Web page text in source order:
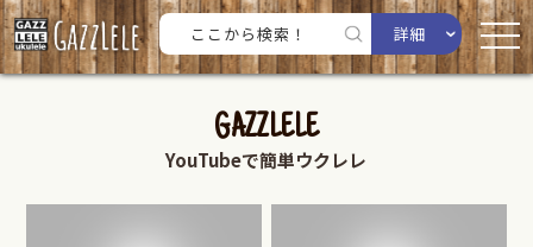
詳細
GAZZLELE
YouTubeで簡単ウクレレ